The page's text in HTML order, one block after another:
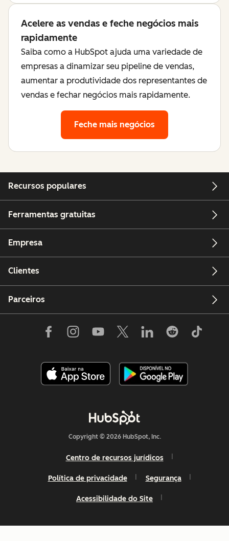
Acelere as vendas e feche negócios mais
rapidamente
Saiba como a HubSpot ajuda uma variedade de
empresas a dinamizar seu pipeline de vendas,
aumentar a produtividade dos representantes de
vendas e fechar negócios mais rapidamente.
Feche mais negócios
Recursos populares
Ferramentas gratuitas
Empresa
Clientes
Parceiros
Copyright © 2026 HubSpot, Inc.
Centro de recursos jurídicos
Política de privacidade Segurança
Acessibilidade do Site